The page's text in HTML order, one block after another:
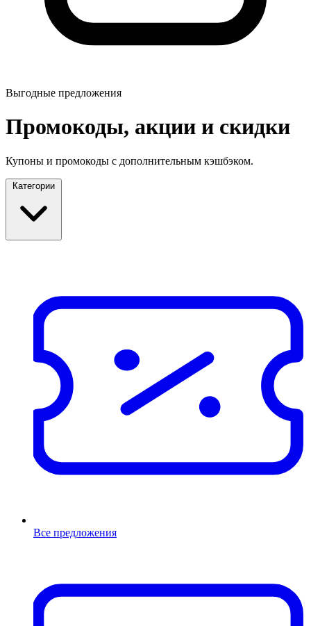
Выгодные предложения
Промокоды, акции и скидки
Купоны и промокоды с дополнительным кэшбэком.
Категории
Все предложения